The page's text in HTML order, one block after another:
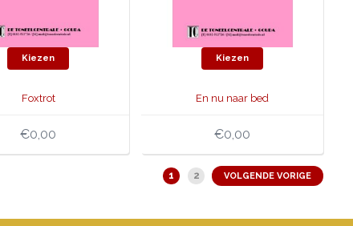
Kiezen
Foxtrot
€0,00
Kiezen
En nu naar bed
€0,00
1 2 VOLGENDE VORIGE